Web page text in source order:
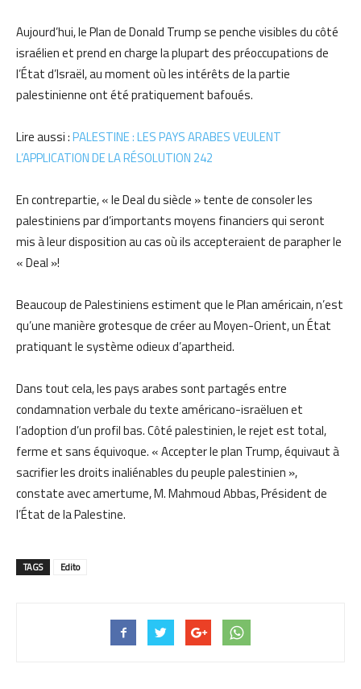
Aujourd’hui, le Plan de Donald Trump se penche visibles du côté
israélien et prend en charge la plupart des préoccupations de
l’État d’Israël, au moment où les intérêts de la partie
palestinienne ont été pratiquement bafoués.
Lire aussi :PALESTINE : LES PAYS ARABES VEULENT
L’APPLICATION DE LA RÉSOLUTION 242
En contrepartie, « le Deal du siècle » tente de consoler les
palestiniens par d’importants moyens financiers qui seront
mis à leur disposition au cas où ils accepteraient de parapher le
« Deal »!
Beaucoup de Palestiniens estiment que le Plan américain, n’est
qu’une manière grotesque de créer au Moyen-Orient, un État
pratiquant le système odieux d’apartheid.
Dans tout cela, les pays arabes sont partagés entre
condamnation verbale du texte américano-israëluen et
l’adoption d’un profil bas. Côté palestinien, le rejet est total,
ferme et sans équivoque. « Accepter le plan Trump, équivaut à
sacrifier les droits inaliénables du peuple palestinien »,
constate avec amertume, M. Mahmoud Abbas, Président de
l’État de la Palestine.
TAGS Edito